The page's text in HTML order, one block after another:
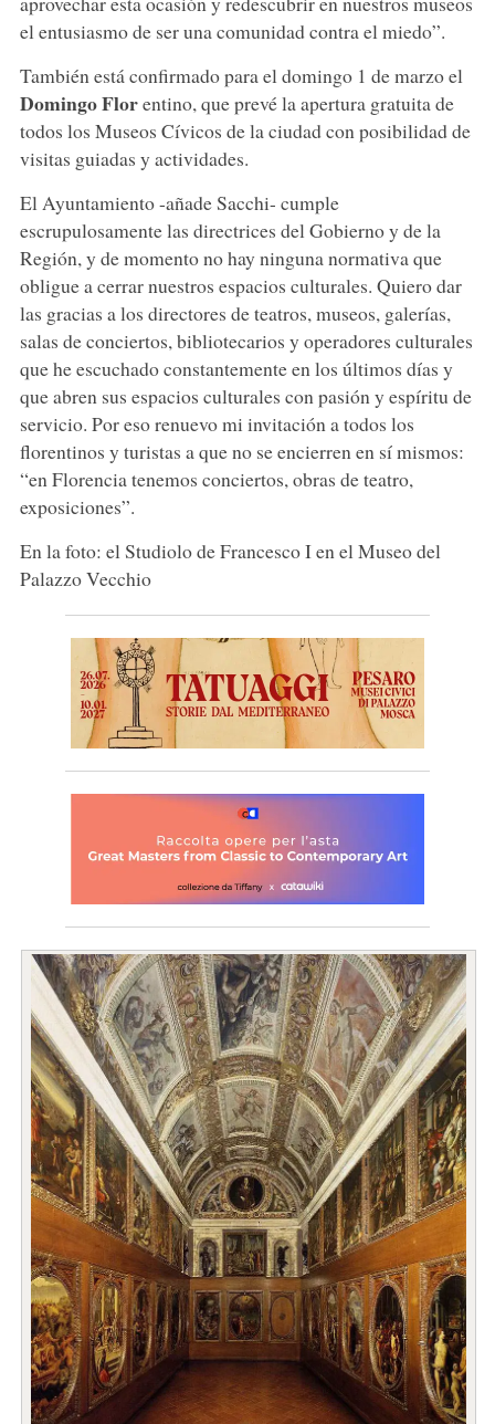
el entusiasmo de ser una comunidad contra el miedo”.
También está confirmado para el domingo 1 de marzo el
Domingo Florentino, que prevé la apertura gratuita de
todos los Museos Cívicos de la ciudad con posibilidad de
visitas guiadas y actividades.
El Ayuntamiento -añade Sacchi- cumple
escrupulosamente las directrices del Gobierno y de la
Región, y de momento no hay ninguna normativa que
obligue a cerrar nuestros espacios culturales. Quiero dar
las gracias a los directores de teatros, museos, galerías,
salas de conciertos, bibliotecarios y operadores culturales
que he escuchado constantemente en los últimos días y
que abren sus espacios culturales con pasión y espíritu de
servicio. Por eso renuevo mi invitación a todos los
florentinos y turistas a que no se encierren en sí mismos:
“en Florencia tenemos conciertos, obras de teatro,
exposiciones”.
En la foto: el Studiolo de Francesco I en el Museo del
Palazzo Vecchio